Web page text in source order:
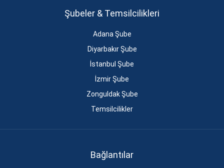
Şubeler & Temsilcilikleri
Adana Şube
Diyarbakır Şube
İstanbul Şube
İzmir Şube
Zonguldak Şube
Temsilcilikler
Bağlantılar